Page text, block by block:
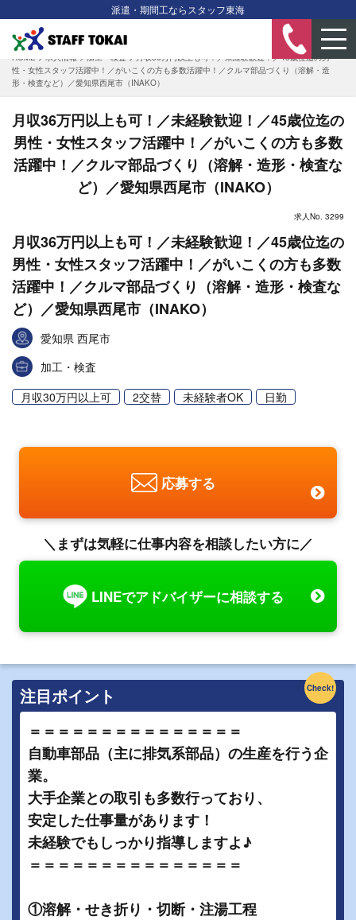
派遣・期間工ならスタッフ東海
HOME > 求人情報 > 加工・検査 > 月収36万円以上も可！／未経験歓迎！／45歳位迄の男
性・女性スタッフ活躍中！／がいこくの方も多数活躍中！／クルマ部品づくり（溶解・造
形・検査など）／愛知県西尾市（INAKO）
月収36万円以上も可！／未経験歓迎！／45歳位迄の
男性・女性スタッフ活躍中！／がいこくの方も多数
活躍中！／クルマ部品づくり（溶解・造形・検査な
ど）／愛知県西尾市（INAKO）
求人No. 3299
月収36万円以上も可！／未経験歓迎！／45歳位迄の
男性・女性スタッフ活躍中！／がいこくの方も多数
活躍中！／クルマ部品づくり（溶解・造形・検査な
ど）／愛知県西尾市（INAKO）
愛知県 西尾市
加工・検査
月収30万円以上可
2交替 未経験者OK 日勤
応募する
＼まずは気軽に仕事内容を相談したい方に／
LINEでアドバイザーに相談する
注目ポイント Check!
＝＝＝＝＝＝＝＝＝＝＝＝＝＝＝
自動車部品（主に排気系部品）の生産を行う企
業。
大手企業との取引も多数行っており、
安定した仕事量があります！
未経験でもしっかり指導しますよ♪
＝＝＝＝＝＝＝＝＝＝＝＝＝＝＝
①溶解・せき折り・切断・注湯工程